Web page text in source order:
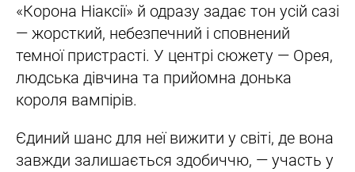
«Корона Ніаксії» й одразу задає тон усій сазі
— жорсткий, небезпечний і сповнений
темної пристрасті. У центрі сюжету — Орея,
людська дівчина та прийомна донька
короля вампірів.
Єдиний шанс для неї вижити у світі, де вона
завжди залишається здобиччю, — участь у